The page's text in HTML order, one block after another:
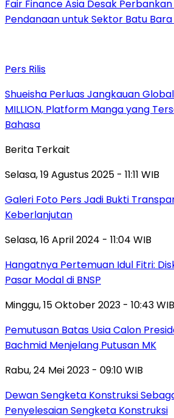
Fair Finance Asia Desak
Pendanaan untuk Sektor Batu Bara
Pers Rilis
Shueisha Perluas Jangkauan
MILLION, Platform Manga yang
Bahasa
Berita Terkait
Selasa, 19 Agustus 2025 - 11:11 WIB
Galeri Foto Pers Jadi Bukti
Keberlanjutan
Selasa, 16 April 2024 - 11:04 WIB
Hangatnya Pertemuan Idul Fitri:
Pasar Modal di BNSP
Minggu, 15 Oktober 2023 - 10:43 WIB
Pemutusan Batas Usia Calon
Bachmid Menjelang Putusan MK
Rabu, 24 Mei 2023 - 09:10 WIB
Dewan Sengketa Konstruksi
Penyelesaian Sengketa Konstruksi